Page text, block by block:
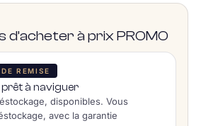
à prix PROMO
REMISE
prêt à naviguer
disponibles. Vous
avec la garantie